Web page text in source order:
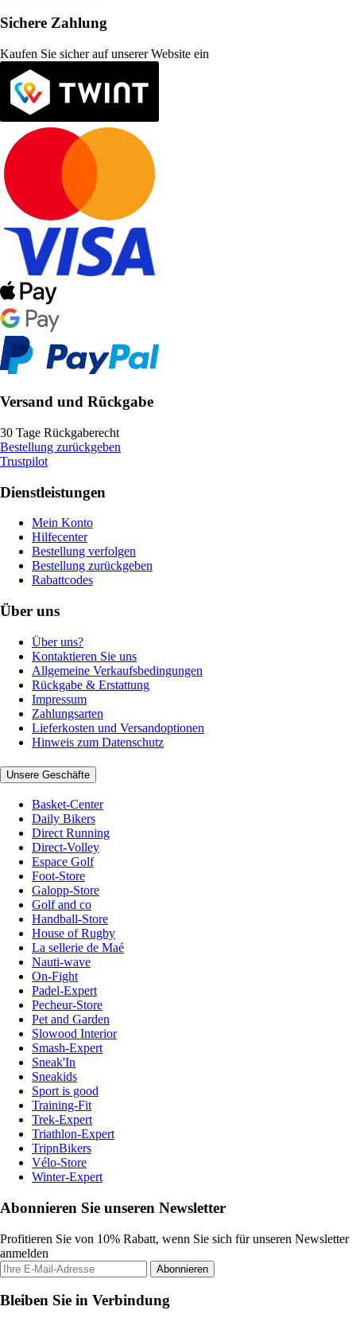
Sichere Zahlung
Kaufen Sie sicher auf unserer Website ein
Versand und Rückgabe
30 Tage Rückgaberecht
Bestellung zurückgeben
Trustpilot
Dienstleistungen
Mein Konto
Hilfecenter
Bestellung verfolgen
Bestellung zurückgeben
Rabattcodes
Über uns
Über uns?
Kontaktieren Sie uns
Allgemeine Verkaufsbedingungen
Rückgabe & Erstattung
Impressum
Zahlungsarten
Lieferkosten und Versandoptionen
Hinweis zum Datenschutz
Unsere Geschäfte
Basket-Center
Daily Bikers
Direct Running
Direct-Volley
Espace Golf
Foot-Store
Galopp-Store
Golf and co
Handball-Store
House of Rugby
La sellerie de Maé
Nauti-wave
On-Fight
Padel-Expert
Pecheur-Store
Pet and Garden
Slowood Interior
Smash-Expert
Sneak'In
Sneakids
Sport is good
Training-Fit
Trek-Expert
Triathlon-Expert
TripnBikers
Vélo-Store
Winter-Expert
Abonnieren Sie unseren Newsletter
Profitieren Sie von 10% Rabatt, wenn Sie sich für unseren Newsletter
anmelden
Abonnieren
Bleiben Sie in Verbindung